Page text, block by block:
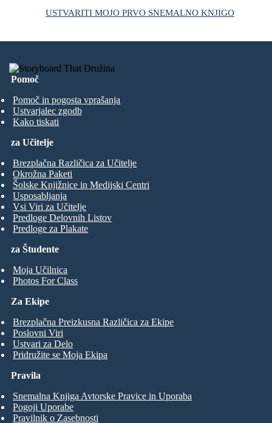
USTVARITI MOJO PRVO SNEMALNO KNJIGO
Pomoč
Pomoč in pogosta vprašanja
Ustvarjalec zgodb
Kako tiskati
za Študente
Moja Učilnica
Photos For Class
za Učitelje
Brezplačna Različica za Učitelje
Okrožna Paketi
Šolske Knjižnice in Medijski Centri
Usposabljanja
Vsi Viri za Učitelje
Predloge Delovnih Listov
Predloge za Plakate
Za Ekipe
Brezplačna Preizkusna Različica za Ekipe
Poslovni Viri
Ustvari za Delo
Pridružite se Moja Ekipa
Pravila
Snemalna Knjiga Avtorske Pravice in Uporaba
Pogoji Uporabe
Pravilnik o Zasebnosti